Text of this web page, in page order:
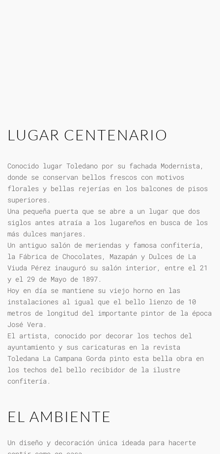
LUGAR CENTENARIO
Conocido lugar Toledano por su fachada Modernista,
donde se conservan bellos frescos con motivos
florales y bellas rejerías en los balcones de pisos
superiores.
Una pequeña puerta que se abre a un lugar que dos
siglos antes atraía a los lugareños en busca de los
más dulces manjares.
Un antiguo salón de meriendas y famosa confitería,
la Fábrica de Chocolates, Mazapán y Dulces de La
Viuda Pérez inauguró su salón interior, entre el 21
y el 29 de Mayo de 1897.
Hoy en día se mantiene su viejo horno en las
instalaciones al igual que el bello lienzo de 10
metros de longitud del importante pintor de la época
José Vera.
El artista, conocido por decorar los techos del
ayuntamiento y sus caricaturas en la revista
Toledana La Campana Gorda pinto esta bella obra en
los techos del bello recibidor de la ilustre
confitería.
EL AMBIENTE
Un diseño y decoración única ideada para hacerte